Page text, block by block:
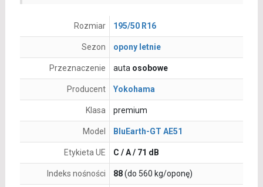
Rozmiar 195/50 R16
Sezon opony letnie
Przeznaczenie auta osobowe
Producent Yokohama
Klasa premium
Model BluEarth-GT AE51
Etykieta UE C / A / 71 dB
Indeks nośności 88(do 560 kg/oponę)